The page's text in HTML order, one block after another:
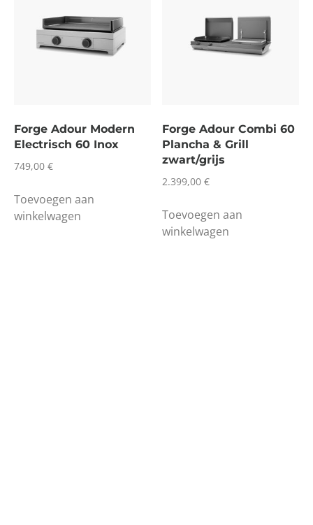
Forge Adour Modern
Electrisch 60 Inox
749,00 €
Toevoegen aan
winkelwagen
Forge Adour Combi 60
Plancha & Grill
zwart/grijs
2.399,00€
Toevoegen aan
winkelwagen